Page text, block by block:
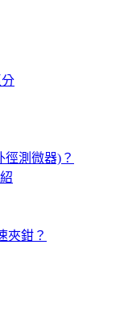
徑測微器)？
夾鉗？